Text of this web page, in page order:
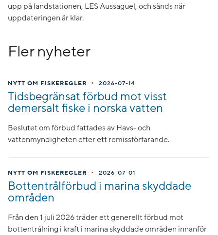
upp på landstationen, LES Aussaguel, och sänds när
uppdateringen är klar.
Fler nyheter
NYTT OM FISKEREGLER • 2026-07-14
Tidsbegränsat förbud mot visst
demersalt fiske i norska vatten
Beslutet om förbud fattades av Havs- och
vattenmyndigheten efter ett remissförfarande.
NYTT OM FISKEREGLER • 2026-07-01
Bottentrålförbud i marina skyddade
områden
Från den 1 juli 2026 träder ett generellt förbud mot
bottentrålning i kraft i marina skyddade områden innanför